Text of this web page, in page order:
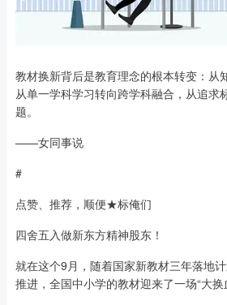
教材换新背后是教育理念的根本转变：从
从单一学科学习转向跨学科融合，从追求
题。
——女同事说
#
点赞、推荐，顺便★标俺们
四舍五入做新东方精神股东！
就在这个9月，随着国家新教材三年落地
推进，全国中小学的教材迎来了一场“大换